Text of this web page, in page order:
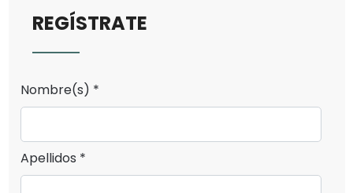
REGÍSTRATE
Nombre(s) *
Apellidos *